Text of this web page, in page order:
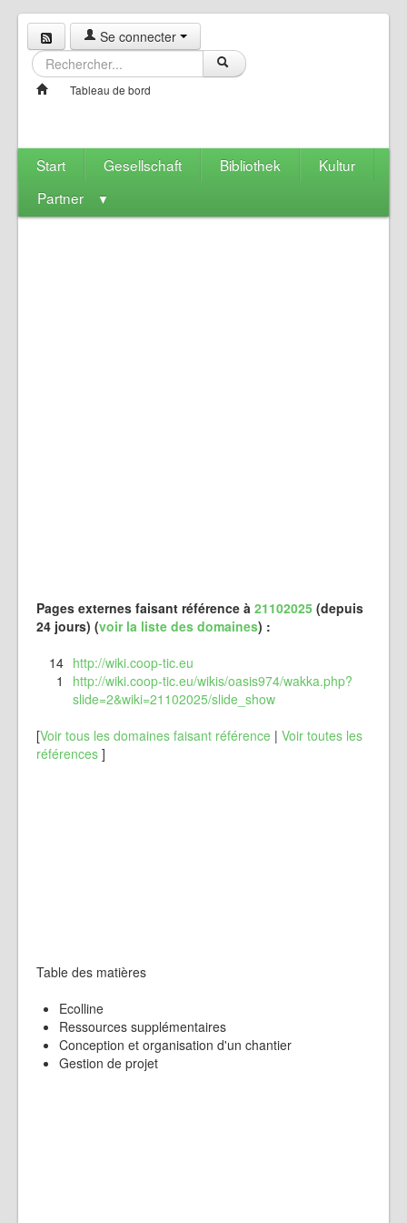
Se connecter
Tableau de bord
Start Gesellschaft Bibliothek
Kultur
Partner
▼
Pages externes faisant référence à 21102025 (depuis
24 jours) (voir la liste des domaines) :
14 http://wiki.coop-tic.eu
1
http://wiki.coop-tic.eu/wikis/oasis974/wakka.php?
slide=2&wiki=21102025/slide_show
[Voir tous les domaines faisant référence | Voir toutes les
références ]
Table des matières
Ecolline
Ressources supplémentaires
Conception et organisation d'un chantier
Gestion de projet